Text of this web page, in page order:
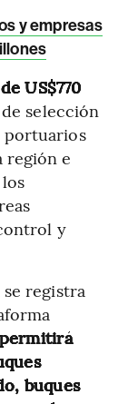
y empresas
US$770
selección
portuarios
región e
y
registra
permitirá
buques